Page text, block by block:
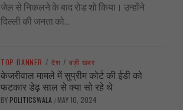
जेल से निकलने के बाद रोड शो किया। उन्होंने
दिल्ली की जनता को...
TOP BANNER / देश / बड़ी खबर
केजरीवाल मामले में सुप्रीम कोर्ट की ईडी को
फटकार डेढ़ साल से क्या सो रहे थे
BY POLITICSWALA / MAY 10, 2024